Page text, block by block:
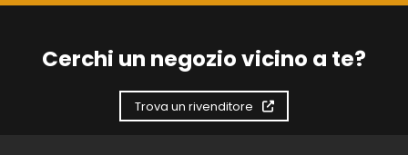
Cerchi un negozio vicino a te?
Trova un rivenditore